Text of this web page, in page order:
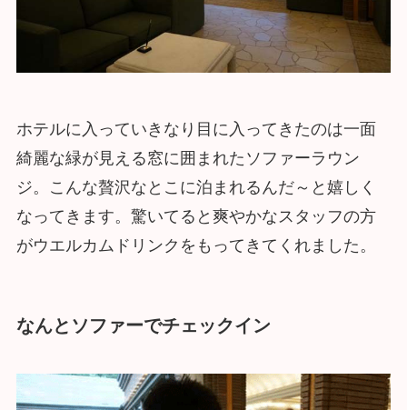
ホテルに入っていきなり目に入ってきたのは一面
綺麗な緑が見える窓に囲まれたソファーラウン
ジ。こんな贅沢なとこに泊まれるんだ～と嬉しく
なってきます。驚いてると爽やかなスタッフの方
がウエルカムドリンクをもってきてくれました。
なんとソファーでチェックイン